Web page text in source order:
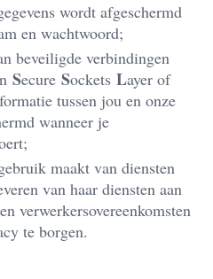
wordt afgeschermd
en wachtwoord;
beveiligde verbindingen
Secure Sockets Layer of
tussen jou en onze
wanneer je
maakt van diensten
van haar diensten aan
verwerkersovereenkomsten
te borgen.